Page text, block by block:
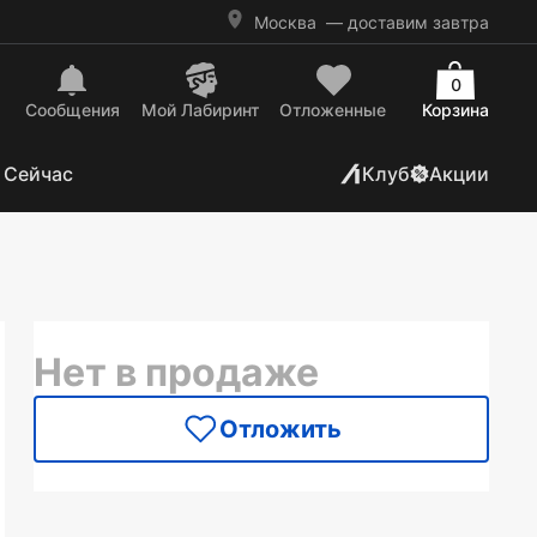
Москва — доставим завтра
Сообщения Mой Лабиринт Отложенные Корзина
0
Клуб Акции
Нет в продаже
Отложить